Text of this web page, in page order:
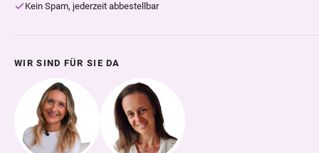
Kein Spam, jederzeit abbestellbar
WIR SIND FÜR SIE DA